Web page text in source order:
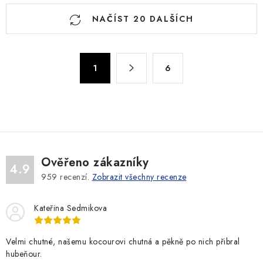
O
p
v
v
ý
p
i
NAČÍST 20 DALŠÍCH
k
v
á
n
1 6
4.9 Ověřeno zákazníky
959 recenzí. Zobrazit všechny recenze
Kateřina Sedmikova
Velmi chutné, našemu kocourovi chutná a pěkně po nich přibral
hubeňour.